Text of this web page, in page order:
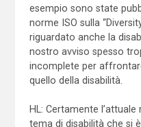
esempio sono state
norme ISO sulla
riguardato anche la
nostro avviso spesso
incomplete per
quello della disabilità.
HL: Certamente
tema di disabilità che si